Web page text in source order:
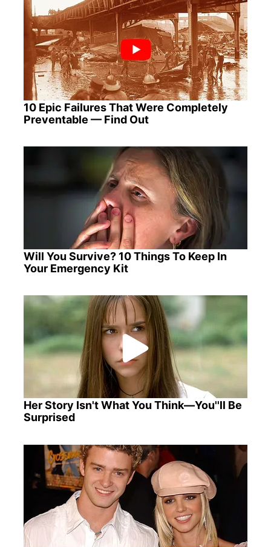
10 Epic Failures That Were Completely
Preventable — Find Out
Will You Survive? 10 Things To Keep In
Your Emergency Kit
Her Story Isn't What You Think—You''ll Be
Surprised